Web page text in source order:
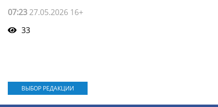
07:23 27.05.2026 16+
33
ВЫБОР РЕДАКЦИИ